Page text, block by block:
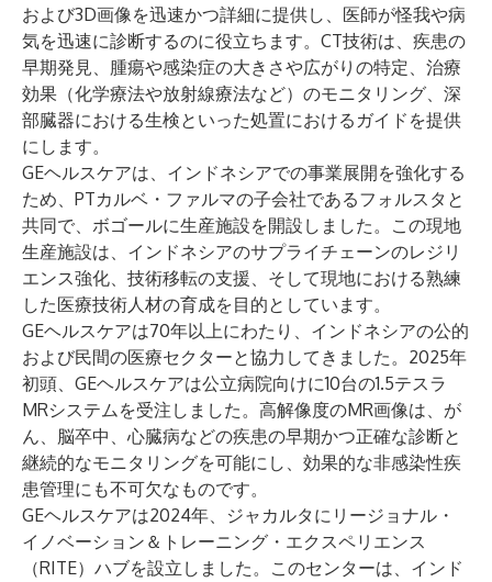
および3D画像を迅速かつ詳細に提供し、医師が怪我や病
気を迅速に診断するのに役立ちます。CT技術は、疾患の
早期発見、腫瘍や感染症の大きさや広がりの特定、治療
効果（化学療法や放射線療法など）のモニタリング、深
部臓器における生検といった処置におけるガイドを提供
にします。
GEヘルスケアは、インドネシアでの事業展開を強化する
ため、PTカルベ・ファルマの子会社であるフォルスタと
共同で、ボゴールに生産施設を開設 しました。この現地
生産施設は、インドネシアのサプライチェーンのレジリ
エンス強化、技術移転の支援、そして現地における熟練
した医療技術人材の育成を目的としています。
GEヘルスケアは70年以上にわたり、インドネシアの公的
および民間の医療セクターと協力してきました。2025年
初頭、GEヘルスケアは公立病院向けに10台の1.5テスラ
MRシステムを受注しました。高解像度のMR画像は、が
ん、脳卒中、心臓病などの疾患の早期かつ正確な診断と
継続的なモニタリングを可能にし、効果的な非感染性疾
患管理にも不可欠なものです。
GEヘルスケアは2024年、ジャカルタに リージョナル・
イノベーション＆トレーニング・エクスペリエンス
（RITE）ハブを設立 しました。このセンターは、インド